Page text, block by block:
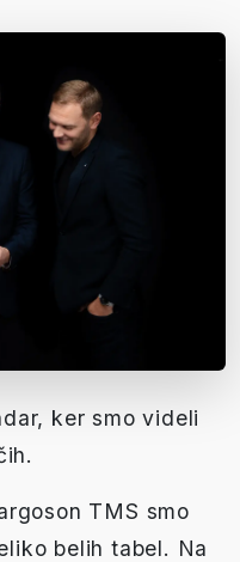
ker smo videli
TMS smo
belih tabel. Na